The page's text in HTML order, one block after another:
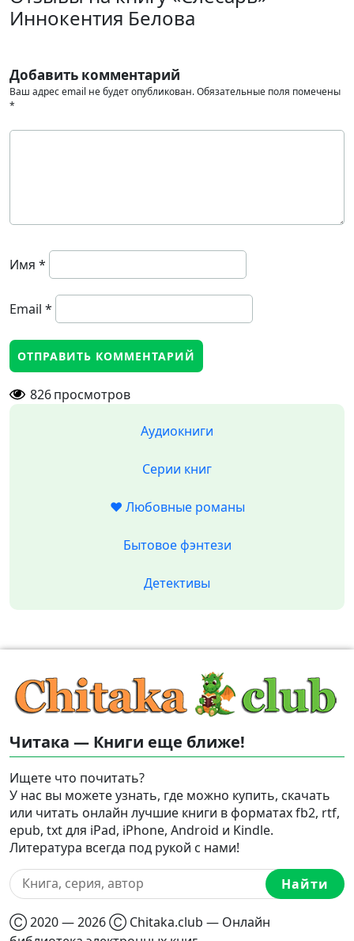
Иннокентия Белова
Добавить комментарий
Ваш адрес email не будет опубликован.Обязательные поля помечены
*
Имя *
Email *
826просмотров
Аудиокниги
Серии книг
❤️ Любовные романы
Бытовое фэнтези
Детективы
Читака — Книги еще ближе!
Ищете что почитать?
У нас вы можете узнать, где можно купить, скачать
или читать онлайн лучшие книги в форматах fb2, rtf,
epub, txt для iPad, iPhone, Android и Kindle.
Литература всегда под рукой с нами!
Найти
Ⓒ 2020 — 2026 Ⓒ Chitaka.club — Онлайн